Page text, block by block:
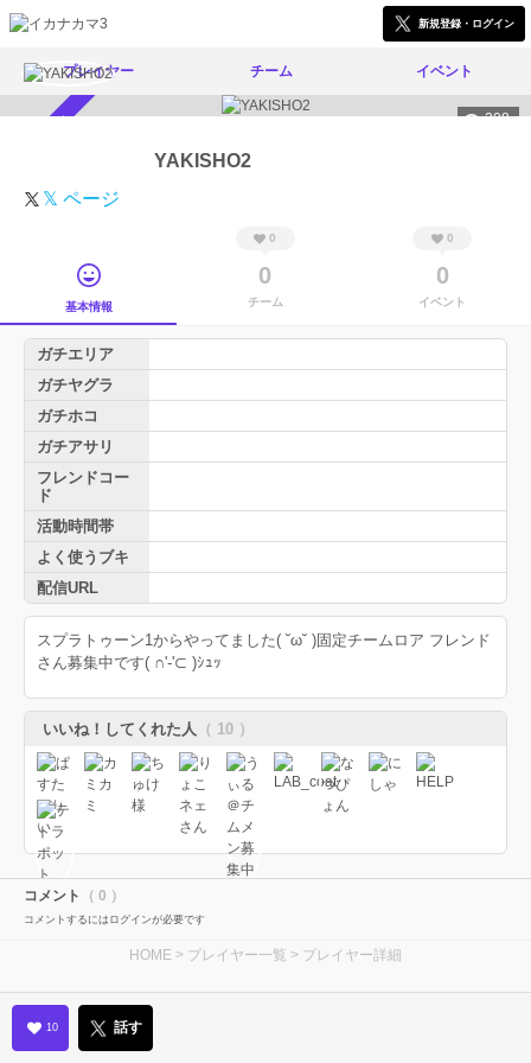
新規登録・ログイン
プレイヤー チーム イベント
308
YAKISHO2
𝕏 ページ
基本情報
0
0
チーム
0
0
イベント
ガチエリア
ガチヤグラ
ガチホコ
ガチアサリ
フレンドコー
ド
活動時間帯
よく使うブキ
配信URL
スプラトゥーン1からやってました( ˘ω˘ )固定チームロア フレンド
さん募集中です( ∩'-'⊂ )ｼｭｯ
いいね！してくれた人 （ 10 ）
コメント （ 0 ）
コメントするにはログインが必要です
HOME > プレイヤー一覧 > プレイヤー詳細
10 話す